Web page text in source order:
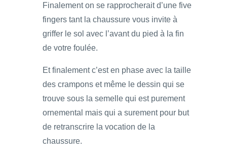
Finalement on se rapprocherait d’une five
fingers tant la chaussure vous invite à
griffer le sol avec l’avant du pied à la fin
de votre foulée.
Et finalement c’est en phase avec la taille
des crampons et même le dessin qui se
trouve sous la semelle qui est purement
ornemental mais qui a surement pour but
de retranscrire la vocation de la
chaussure.